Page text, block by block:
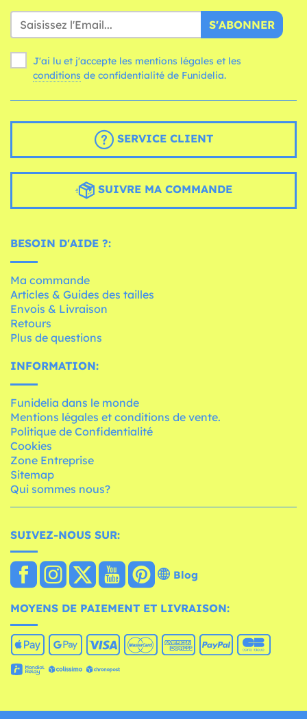
S'ABONNER
J'ai lu et j'accepte les mentions légales et les
conditions de confidentialité de Funidelia.
SERVICE CLIENT
SUIVRE MA COMMANDE
BESOIN D'AIDE ?:
Ma commande
Articles & Guides des tailles
Envois & Livraison
Retours
Plus de questions
INFORMATION:
Funidelia dans le monde
Mentions légales et conditions de vente.
Politique de Confidentialité
Cookies
Zone Entreprise
Sitemap
Qui sommes nous?
SUIVEZ-NOUS SUR:
Blog
MOYENS DE PAIEMENT ET LIVRAISON: